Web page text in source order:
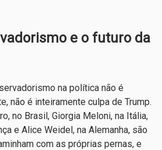
e o futuro da
na política não é
não é inteiramente culpa de Trump.
no Brasil, Giorgia Meloni, na Itália,
e Alice Weidel, na Alemanha, são
com as próprias pernas, e